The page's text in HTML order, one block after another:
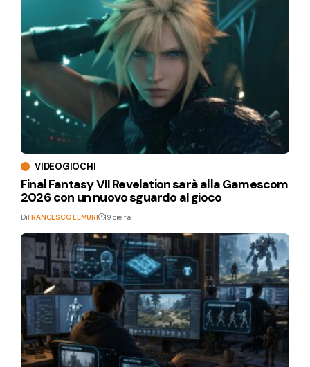
VIDEOGIOCHI
Final Fantasy VII Revelation sarà alla Gamescom
2026 con un nuovo sguardo al gioco
DiFRANCESCO LEMURI 19 ore fa